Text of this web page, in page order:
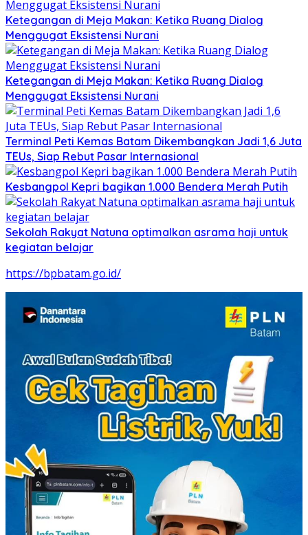
Ketegangan di Meja Makan: Ketika Ruang Dialog
Menggugat Eksistensi Nurani
Ketegangan di Meja Makan: Ketika Ruang Dialog
Menggugat Eksistensi Nurani
Terminal Peti Kemas Batam Dikembangkan Jadi 1,6 Juta
TEUs, Siap Rebut Pasar Internasional
Kesbangpol Kepri bagikan 1.000 Bendera Merah Putih
Sekolah Rakyat Natuna optimalkan asrama haji untuk
kegiatan belajar
https://bpbatam.go.id/